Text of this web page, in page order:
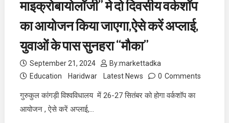
माइक्रोबायोलॉजी” मे दो दिवसीय वर्कशॉप
का आयोजन किया जाएगा,ऐसे करें अप्लाई,
युवाओं के पास सुनहरा “मौका”
September 21, 2024 By:markettadka
Education
Haridwar Latest News 0 Comments
गुरुकुल कांगड़ी विश्वविधालय में 26-27 सितंबर को होगा वर्कशॉप का
आयोजन , ऐसे करें अप्लाई,…